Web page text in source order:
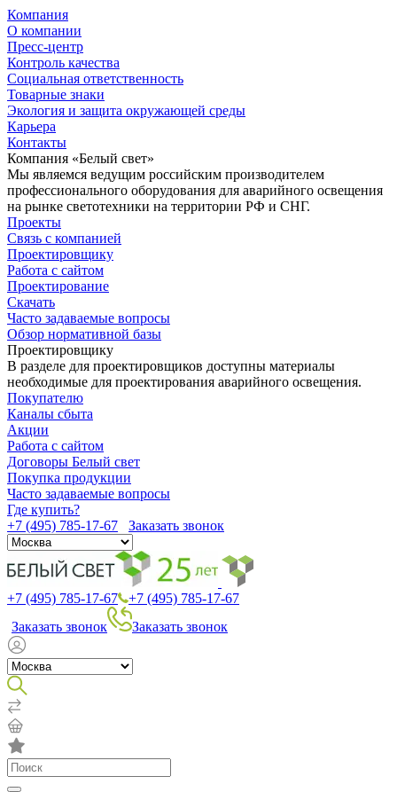
Компания
О компании
Пресс-центр
Контроль качества
Социальная ответственность
Товарные знаки
Экология и защита окружающей среды
Карьера
Контакты
Компания «Белый свет»
Мы являемся ведущим российским производителем
профессионального оборудования для аварийного освещения
на рынке светотехники на территории РФ и СНГ.
Проекты
Связь с компанией
Проектировщику
Работа с сайтом
Проектирование
Скачать
Часто задаваемые вопросы
Обзор нормативной базы
Проектировщику
В разделе для проектировщиков доступны материалы
необходимые для проектирования аварийного освещения.
Покупателю
Каналы сбыта
Акции
Работа с сайтом
Договоры Белый свет
Покупка продукции
Часто задаваемые вопросы
Где купить?
+7 (495) 785-17-67
Заказать звонок
+7 (495) 785-17-67
+7 (495) 785-17-67
Заказать звонок
Заказать звонок